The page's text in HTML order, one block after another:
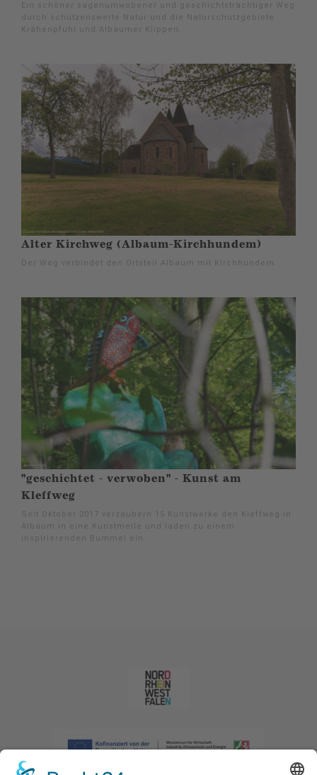
Ein schöner sagenumwobener und geschichtsträchtiger Weg
durch schützenswerte Natur und die Naturschutzgebiete
Krähenpfuhl und Albaumer Klippen.
Alter Kirchweg (Albaum-Kirchhundem)
Der Weg verbindet den Ortsteil Albaum mit Kirchhundem.
"geschichtet - verwoben" - Kunst am
Kleffweg
Seit Oktober 2017 verzaubern 15 Kunstwerke den Kleffweg in
Albaum in eine Kunstmeile und laden zu einem
inspirierenden Bummel ein.